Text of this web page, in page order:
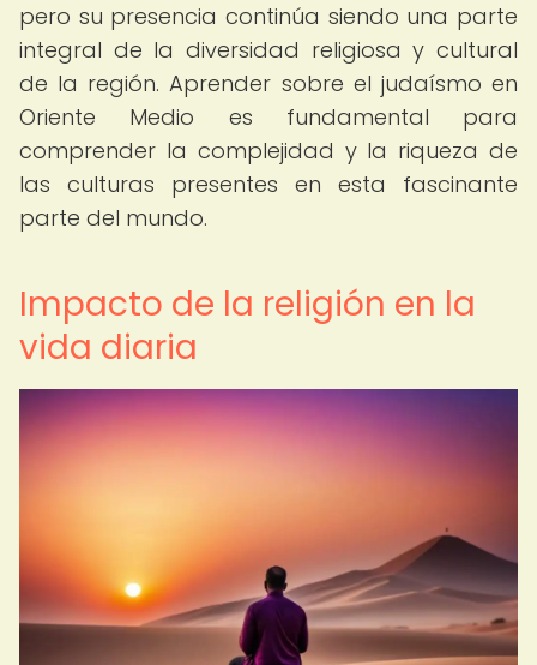
pero su presencia continúa siendo una parte
integral de la diversidad religiosa y cultural
de la región. Aprender sobre el judaísmo en
Oriente Medio es fundamental para
comprender la complejidad y la riqueza de
las culturas presentes en esta fascinante
parte del mundo.
Impacto de la religión en la
vida diaria